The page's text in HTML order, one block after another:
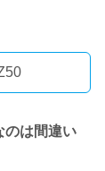
のは間違い